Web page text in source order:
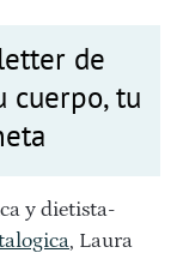
de
cuerpo, tu
y dietista-
, Laura